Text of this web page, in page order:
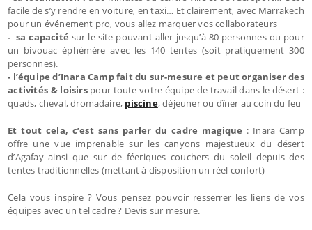
facile de s’y rendre en voiture, en taxi… Et clairement, avec Marrakech
pour un événement pro, vous allez marquer vos collaborateurs
- sa capacité sur le site pouvant aller jusqu’à 80 personnes ou pour
un bivouac éphémère avec les 140 tentes (soit pratiquement 300
personnes).
- l’équipe d’Inara Camp fait du sur-mesure et peut organiser des
activités & loisirspour toute votre équipe de travail dans le désert :
quads, cheval, dromadaire, piscine, déjeuner ou dîner au coin du feu
Et tout cela, c’est sans parler du cadre magique : Inara Camp
offre une vue imprenable sur les canyons majestueux du désert
d’Agafay ainsi que sur de féeriques couchers du soleil depuis des
tentes traditionnelles (mettant à disposition un réel confort)
Cela vous inspire ? Vous pensez pouvoir resserrer les liens de vos
équipes avec un tel cadre ? Devis sur mesure.